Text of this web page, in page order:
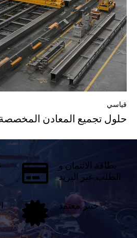
قياسي
حلول تجميع المعادن
بطاقة الائتمان و
الطلب عبر البريد
خبير معتمد